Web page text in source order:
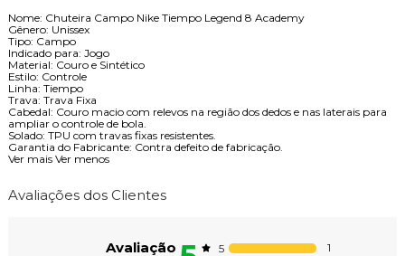
Nome: Chuteira Campo Nike Tiempo Legend 8 Academy
Gênero: Unissex
Tipo: Campo
Indicado para: Jogo
Material: Couro e Sintético
Estilo: Controle
Linha: Tiempo
Trava: Trava Fixa
Cabedal: Couro macio com relevos na região dos dedos e nas laterais para
ampliar o controle de bola.
Solado: TPU com travas fixas resistentes.
Garantia do Fabricante: Contra defeito de fabricação.
Ver mais Ver menos
Avaliações dos Clientes
Avaliação
5
1